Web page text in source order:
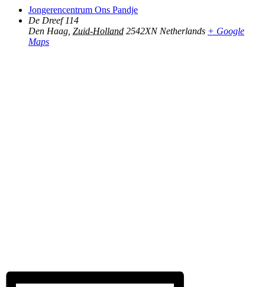
Jongerencentrum Ons Pandje
De Dreef 114
Den Haag Zuid-Holland 2542XN Netherlands + Google
Maps